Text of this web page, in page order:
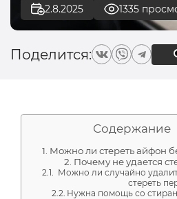
2.8.2025 1335
Поделится:
Содержание
Можно ли стереть айфон
Почему не удается
Можно ли случайно
стереть
Нужна помощь со